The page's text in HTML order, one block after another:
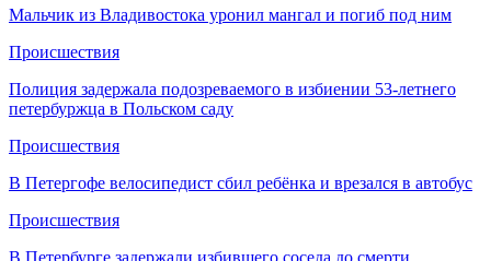
Мальчик из Владивостока уронил мангал и погиб под ним
Происшествия
Полиция задержала подозреваемого в избиении 53-летнего
петербуржца в Польском саду
Происшествия
В Петергофе велосипедист сбил ребёнка и врезался в автобус
Происшествия
В Петербурге задержали избившего соседа до смерти